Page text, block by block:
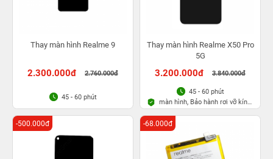
Thay màn hình Realme 9
2.300.000đ 2.760.000đ
45 - 60 phút
Thay màn hình Realme X50 Pro
5G
3.200.000đ 3.840.000đ
45 - 60 phút
màn hình, Bảo hành rơi vỡ kính
1 lần trong 3 tháng
-500.000đ -68.000đ